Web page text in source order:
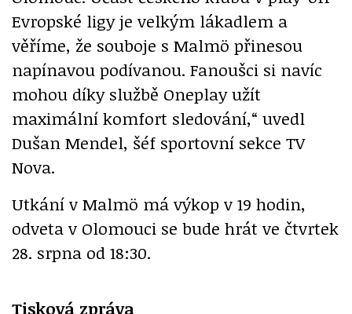
Evropské ligy je velkým lákadlem a
věříme, že souboje s Malmö přinesou
napínavou podívanou. Fanoušci si navíc
mohou díky službě Oneplay užít
maximální komfort sledování,“ uvedl
Dušan Mendel, šéf sportovní sekce TV
Nova.
Utkání v Malmö má výkop v 19 hodin,
odveta v Olomouci se bude hrát ve čtvrtek
28. srpna od 18:30.
Tisková zpráva